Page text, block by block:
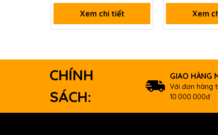
Xem chi tiết Xem
CHÍNH
SÁCH:
GIAO HÀNG
Với đơn hàng
10.000.000đ